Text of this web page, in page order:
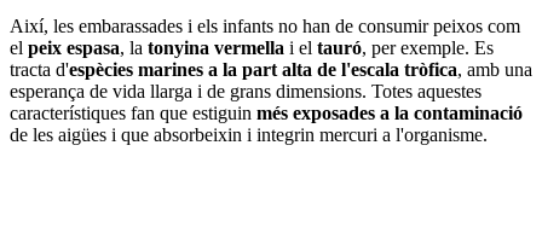
Així, les embarassades i els infants no han de consumir peixos com
el peix espasa, la tonyina vermella i el tauró, per exemple. Es
tracta d'espècies marines a la part alta de l'escala tròfica, amb una
esperança de vida llarga i de grans dimensions. Totes aquestes
característiques fan que estiguin més exposades a la contaminació
de les aigües i que absorbeixin i integrin mercuri a l'organisme.